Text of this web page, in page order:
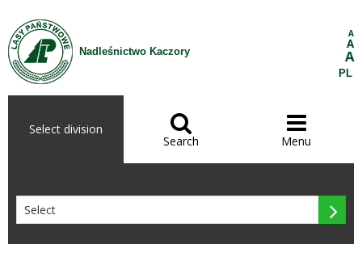
Skip to Content
Nadleśnictwo Kaczory
A
A
A
PL
Select division 
Search

Menu
